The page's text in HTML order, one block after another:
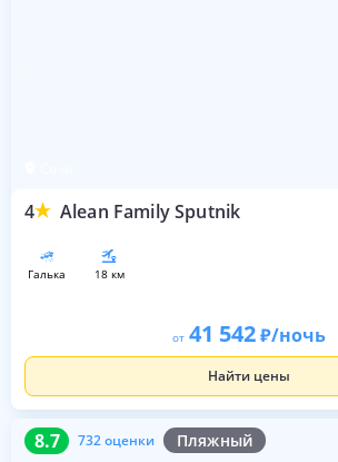
4 Alean Family Sputnik
галька 18 км
от 41 542 /ночь
Найти цены
8.7 732 оценки Пляжный
8.7 732 оценки